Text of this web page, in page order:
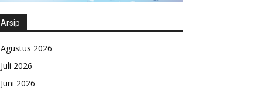
Arsip
Agustus 2026
Juli 2026
Juni 2026